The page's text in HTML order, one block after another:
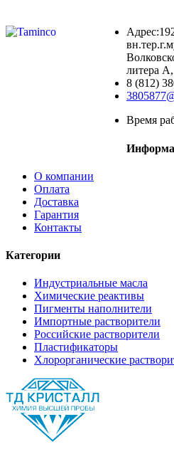
литера
8 (812)
Время
О компании
Оплата
Доставка
Гарантия
Контакты
Категории
Индустриальные масла
Химические реактивы
Пигменты наполнители
Импортные растворители
Российские растворители
Пластификаторы
Хлорорганические